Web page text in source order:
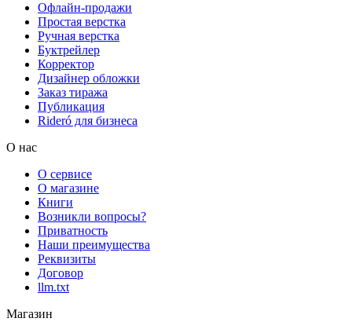
Офлайн-продажи
Простая верстка
Ручная верстка
Буктрейлер
Корректор
Дизайнер обложки
Заказ тиража
Публикация
Rideró для бизнеса
О нас
О сервисе
О магазине
Книги
Возникли вопросы?
Приватность
Наши преимущества
Реквизиты
Договор
llm.txt
Магазин